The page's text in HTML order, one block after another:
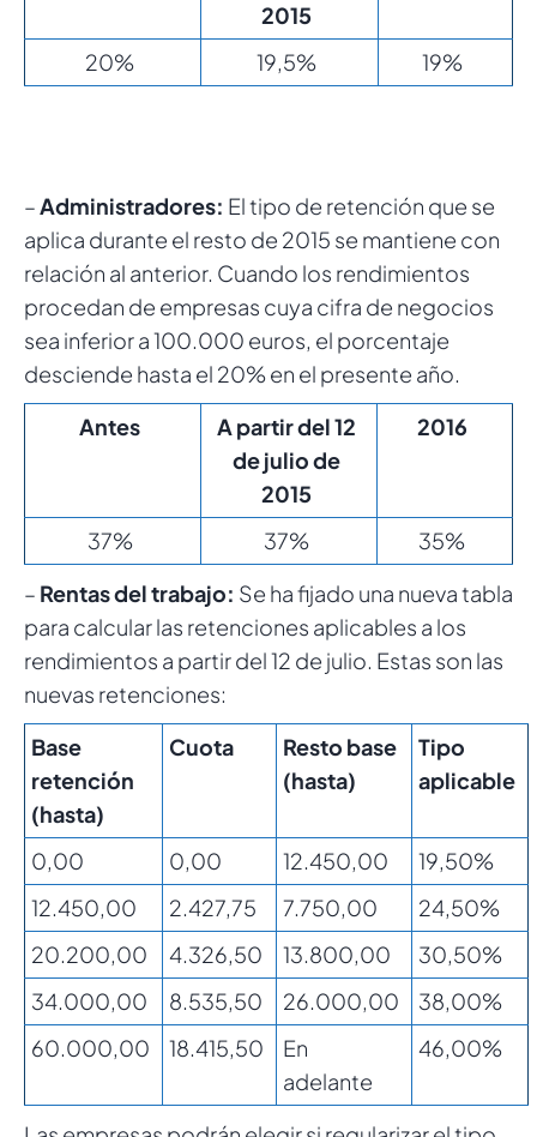
2015
20% 19,5% 19%
–Administradores: El tipo de retención que se
aplica durante el resto de 2015 se mantiene con
relación al anterior. Cuando los rendimientos
procedan de empresas cuya cifra de negocios
sea inferior a 100.000 euros, el porcentaje
desciende hasta el 20% en el presente año.
Antes
A partir del 12
de julio de
2015
2016
37% 37%
35%
– Rentas del trabajo: Se ha fijado una nueva tabla
para calcular las retenciones aplicables a los
rendimientos a partir del 12 de julio. Estas son las
nuevas retenciones:
Base
retención
(hasta)
Cuota
Resto base
(hasta)
Tipo
aplicable
0,00 0,00 12.450,00
19,50%
12.450,00
2.427,75 7.750,00
24,50%
20.200,00
4.326,50 13.800,00
30,50%
34.000,00
8.535,50 26.000,00
38,00%
60.000,00
18.415,50
En
adelante
46,00%